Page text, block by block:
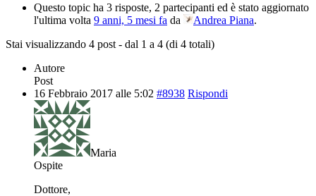
Questo topic ha 3 risposte, 2 partecipanti ed è stato aggiornato
l'ultima volta 9 anni, 5 mesi fa da Andrea Piana.
Stai visualizzando 4 post - dal 1 a 4 (di 4 totali)
Autore
Post
16 Febbraio 2017 alle 5:02 #8938 Rispondi
Maria
Ospite
Dottore,